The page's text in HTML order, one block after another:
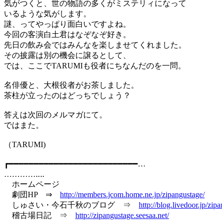
気がつくと、世の物語の多くがミステリィになって
いるような気がします。
謎、ってやっぱり面白いですよね。
今回の客演白土君はなぞなぞ好き。
先日の飲み会ではみんなを楽しませてくれました。
その披露は別の機会に譲るとして、
では、ここでTARUMIも役者にちなんだのを一問。
名俳優と、大根役者がお茶しました。
茶柱が立ったのはどっちでしょう？
答えは次回のメルマガにて。
ではまた。
（TARUMI)
┏━━━━━━━━━━━━━━━━━━━━━━━━━━…
…………‥‥
ホームページ
劇団HP ⇒ http://members.jcom.home.ne.jp/zipangustage/
しゅさい・今石千秋のブログ ⇒ http://blog.livedoor.jp/
稽古場日記 ⇒ http://zipangustage.seesaa.net/